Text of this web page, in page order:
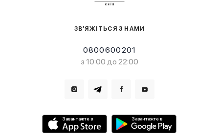
ЗВ’ЯЖІТЬСЯ З НАМИ
0800600201
з 10:00 до 22:00
Завантажте в Завантажте в